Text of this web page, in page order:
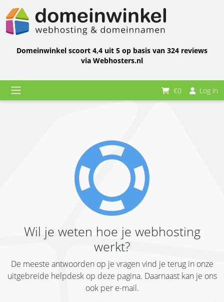
Domeinwinkel scoort 4,4 uit 5 op basis van 324 reviews
via Webhosters.nl
€0 Log in
Wil je weten hoe je webhosting
werkt?
De meeste antwoorden op je vragen vind je terug in onze
uitgebreide helpdesk op deze pagina. Daarnaast kan je ons
ook per e-mail.